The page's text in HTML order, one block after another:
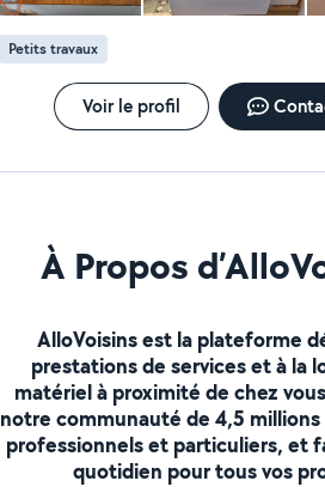
Petits travaux
Voir le profil
À Propos
AlloVoisins est la plateforme
prestations de services et à la
matériel à proximité de chez
notre communauté de 4,5
professionnels et particuliers, et
quotidien pour tous vos